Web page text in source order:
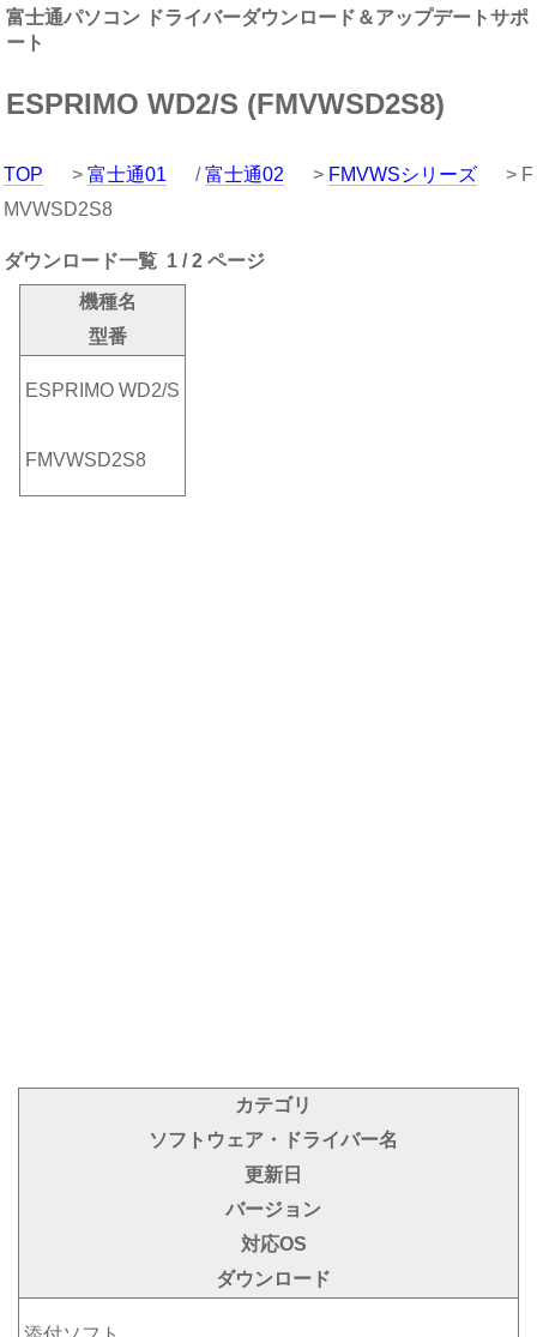
富士通パソコン ドライバーダウンロード＆アップデートサポ
ート
ESPRIMO WD2/S (FMVWSD2S8)
TOP > 富士通01 /富士通02 > FMVWSシリーズ
> F
MVWSD2S8
ダウンロード一覧 1 / 2 ページ
機種名
型番
ESPRIMO WD2/S
FMVWSD2S8
カテゴリ
ソフトウェア・ドライバー名
更新日
バージョン
対応OS
ダウンロード